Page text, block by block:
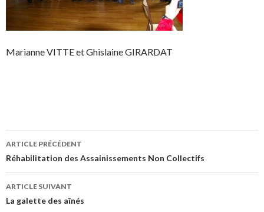
Marianne VITTE et Ghislaine GIRARDAT
Navigation
des
articles
ARTICLE PRÉCÉDENT
Réhabilitation des Assainissements Non Collectifs
ARTICLE SUIVANT
La galette des aînés